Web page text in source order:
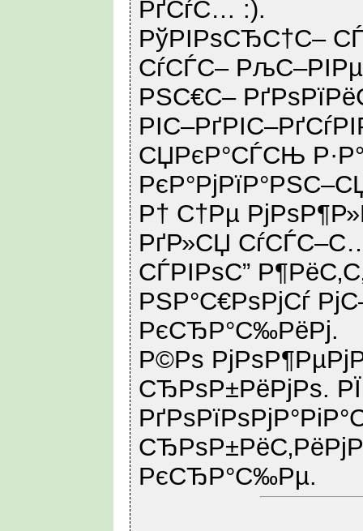
РґСѓС… :).
РўРІРѕСЂС†С–
СѓСЃС–
РЅС€С–
СЏРєР°СЃСЊ
Р† С†Рµ
РґР»СЏ
СЃРІРѕС”
РЅР°С€РѕРјСѓ
РєСЂР°С‰РёРј.
Р©Рѕ
СЂРѕР±РёРјРѕ.
РєСЂР°С‰Рµ.